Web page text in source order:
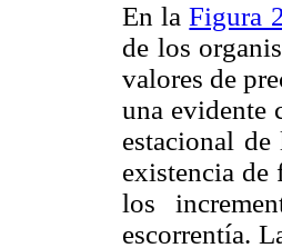
En laFigura
de los
valores de
una evidente
estacional
existencia de
los
escorrentía.